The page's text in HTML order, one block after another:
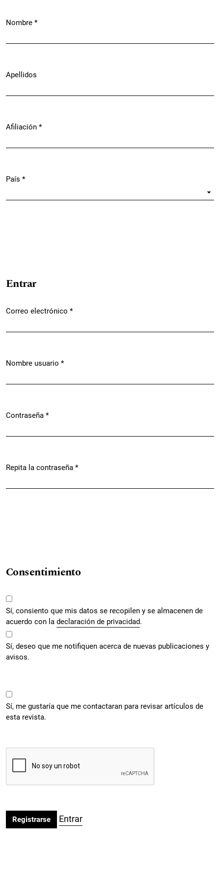
Nombre *
Apellidos
Afiliación *
País *
Entrar
Correo electrónico *
Nombre usuario *
Contraseña *
Repita la contraseña *
Consentimiento
Sí, consiento que mis datos se recopilen y se almacenen de
acuerdo con la declaración de privacidad.
Sí, deseo que me notifiquen acerca de nuevas publicaciones y
avisos.
Sí, me gustaría que me contactaran para revisar artículos de
esta revista.
Registrarse Entrar